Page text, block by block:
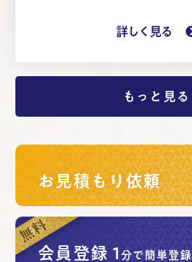
詳しく見る
もっと見る
お見積もり依頼
会員登録 1 分で簡単登録